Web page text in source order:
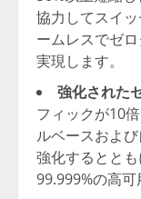
協力してスイ
ームレスでゼ
実現します。
強化された
フィックが10
ルベースおよ
強化するととも
99.999%の高可